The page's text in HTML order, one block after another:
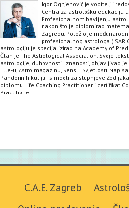
Igor Ognjenović je voditelj i
Centra za astrološku edukaciju
Profesionalnom bavljenju
nakon što je diplomirao
Zagrebu. Položio je
profesionalnog astrologa (ISAR
astrologiju je specijalizirao na Academy of
Član je The Astrological Association. Svoje
astrologije, duhovnosti i znanosti, objavljivao je
Elle-u, Astro magazinu, Sensi i Svjetlosti.
Pandorinih kutija - simboli za stupnjeve
diplomu Life Coaching Practitioner i certifikat
Practitioner.
C.A.E. Zagreb